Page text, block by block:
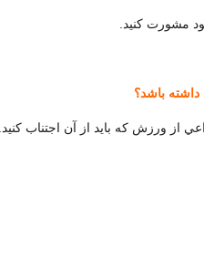
مشورت كنيد.
‌باشد؟
ورزش كه بايد از آن اجتناب كنيد.